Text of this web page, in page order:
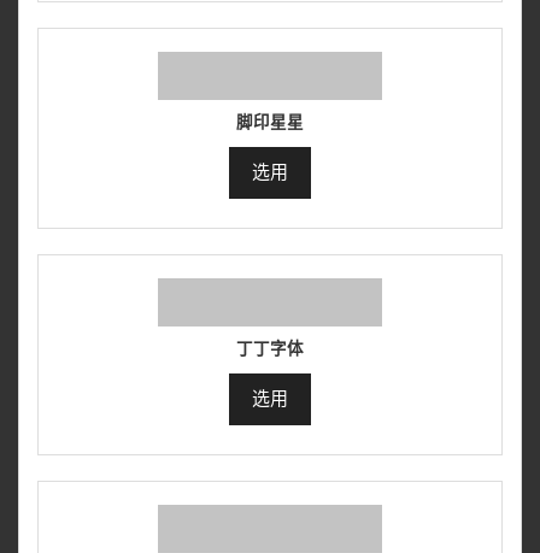
脚印星星
选用
丁丁字体
选用